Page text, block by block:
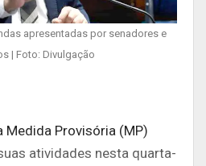
apresentadas por senadores e
| Foto: Divulgação
Provisória (MP)
atividades nesta quarta-